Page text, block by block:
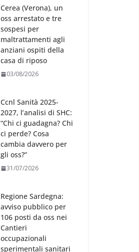
Cerea (Verona), un
oss arrestato e tre
sospesi per
maltrattamenti agli
anziani ospiti della
casa di riposo
03/08/2026
Ccnl Sanità 2025-
2027, l’analisi di SHC:
“Chi ci guadagna? Chi
ci perde? Cosa
cambia davvero per
gli oss?”
31/07/2026
Regione Sardegna:
avviso pubblico per
106 posti da oss nei
Cantieri
occupazionali
sperimentali sanitari